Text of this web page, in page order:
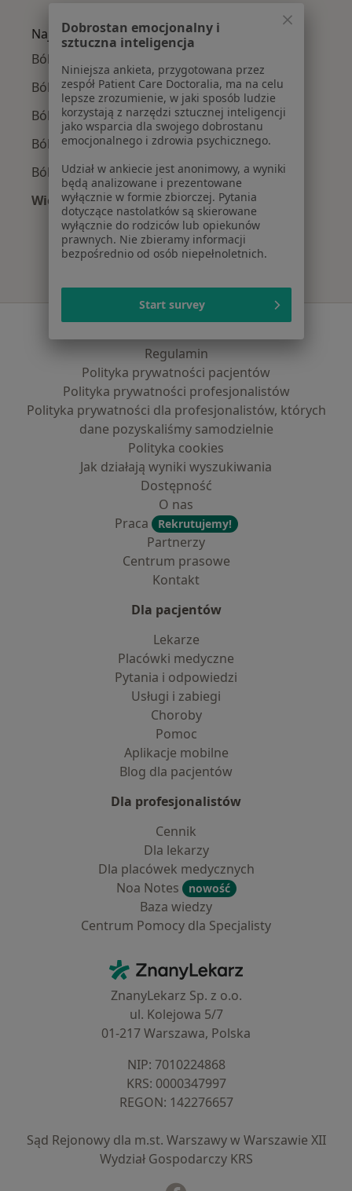
Najczęście leczone choroby
Ból barku w Brzezinach
Ból biodra w Brzezinach
Ból kolana w Brzezinach
Ból pleców w Brzezinach
Bóle kręgosłupa w Brzezinach
Więcej (15)
Więcej w kategorii: Najczęście leczone
Serwis
Regulamin
Polityka prywatności pacjentów
Polityka prywatności profesjonalistów
Polityka prywatności dla profesjonalistów, których
dane pozyskaliśmy samodzielnie
Polityka cookies
Jak działają wyniki wyszukiwania
Dostępność
O nas
Praca
Rekrutujemy!
Partnerzy
Centrum prasowe
Kontakt
Dla pacjentów
Lekarze
Placówki medyczne
Pytania i odpowiedzi
Usługi i zabiegi
Choroby
Pomoc
Aplikacje mobilne
Blog dla pacjentów
Dla profesjonalistów
Cennik
Dla lekarzy
Dla placówek medycznych
Noa Notes
nowość
Baza wiedzy
Centrum Pomocy dla Specjalisty
ZnanyLekarz - Strona główna
ZnanyLekarz Sp. z o.o.
ul. Kolejowa 5/7
01-217 Warszawa, Polska
NIP: ⁠7010224868
KRS: ⁠0000347997
REGON: ⁠142276657
Sąd Rejonowy dla m.st. Warszawy w Warszawie XII
Wydział Gospodarczy KRS
Dobrostan emocjonalny i
sztuczna inteligencja
Niniejsza ankieta, przygotowana przez
zespół Patient Care Doctoralia, ma na celu
lepsze zrozumienie, w jaki sposób ludzie
korzystają z narzędzi sztucznej inteligencji
jako wsparcia dla swojego dobrostanu
emocjonalnego i zdrowia psychicznego.
Udział w ankiecie jest anonimowy, a wyniki
będą analizowane i prezentowane
wyłącznie w formie zbiorczej. Pytania
dotyczące nastolatków są skierowane
wyłącznie do rodziców lub opiekunów
prawnych. Nie zbieramy informacji
bezpośrednio od osób niepełnoletnich.
Start survey